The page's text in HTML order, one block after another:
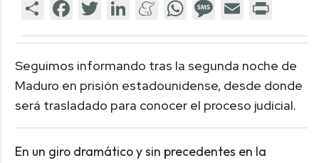
Seguimos informando tras la segunda noche de
Maduro en prisión estadounidense, desde donde
será trasladado para conocer el proceso judicial.
En un giro dramático y sin precedentes en la